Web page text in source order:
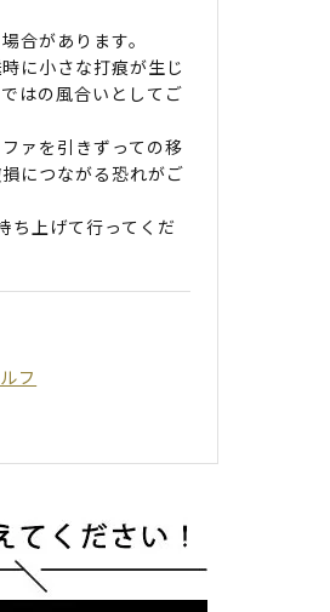
合があります。
に小さな打痕が生じ
はの風合いとしてご
ァを引きずっての移
につながる恐れがご
ち上げて行ってくだ
フ